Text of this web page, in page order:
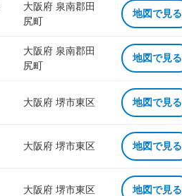
大阪府 泉南郡田
尻町
地図で見る
大阪府 泉南郡田
尻町
地図で見る
大阪府 堺市東区 地図で見る
大阪府 堺市東区 地図で見る
大阪府 堺市東区 地図で見る